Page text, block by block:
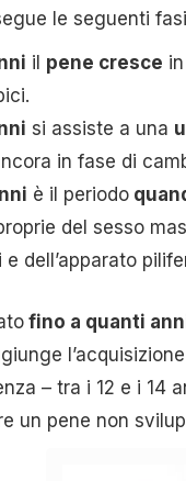
le seguenti
il pene cresce
si assiste a una
in fase di
è il periodo
del sesso
dell’apparato
fino a quanti
– tra i 12 e i 14
un pene non